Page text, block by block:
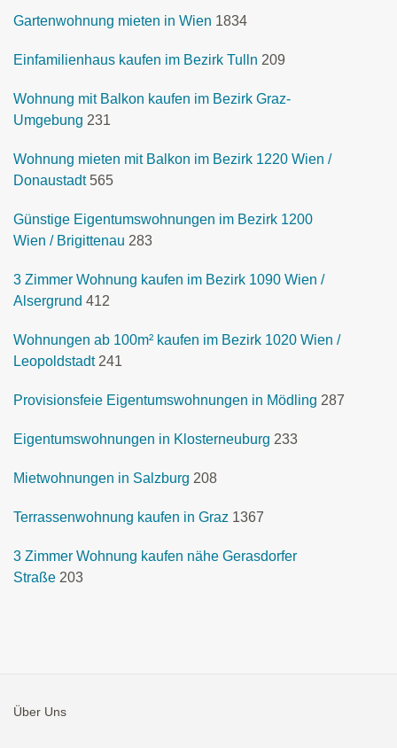
Gartenwohnung mieten in Wien 1834
Einfamilienhaus kaufen im Bezirk Tulln 209
Wohnung mit Balkon kaufen im Bezirk Graz-
Umgebung 231
Wohnung mieten mit Balkon im Bezirk 1220 Wien /
Donaustadt 565
Günstige Eigentumswohnungen im Bezirk 1200
Wien / Brigittenau 283
3 Zimmer Wohnung kaufen im Bezirk 1090 Wien /
Alsergrund 412
Wohnungen ab 100m² kaufen im Bezirk 1020 Wien /
Leopoldstadt 241
Provisionsfeie Eigentumswohnungen in Mödling 287
Eigentumswohnungen in Klosterneuburg 233
Mietwohnungen in Salzburg 208
Terrassenwohnung kaufen in Graz 1367
3 Zimmer Wohnung kaufen nähe Gerasdorfer
Straße 203
Über Uns